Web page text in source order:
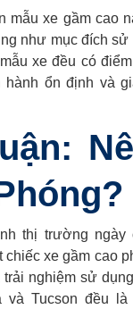
mẫu xe gầm cao
như mục đích sử
xe đều có
hành ổn định và
thị trường ngày
chiếc xe gầm cao
nghiệm sử
và Tucson đều